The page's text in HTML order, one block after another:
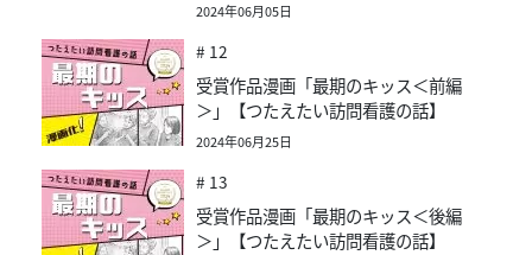
2024年06月05日
# 12
受賞作品漫画「最期のキッス＜前編
＞」【つたえたい訪問看護の話】
2024年06月25日
# 13
受賞作品漫画「最期のキッス＜後編
＞」【つたえたい訪問看護の話】